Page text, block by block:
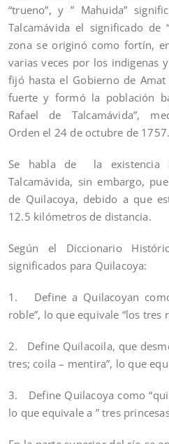
“trueno”, y ” Mahuida”
Talcamávida el significado de
zona se originó como fortín,
varias veces por los indigenas
fijó hasta el Gobierno de
fuerte y formó la población
Rafael de Talcamávida”,
Orden el 24 de octubre de 1757.
Se habla de la existencia
Talcamávida, sin embargo,
de Quilacoya, debido a que
12.5 kilómetros de distancia.
Según el Diccionario
significados para Quilacoya:
1. Define a Quilacoyan
roble”, lo que equivale “los tres
2. Define Quilacoila, que
tres; coila – mentira”, lo que
3. Define Quilacoya como
lo que equivale a ” tres